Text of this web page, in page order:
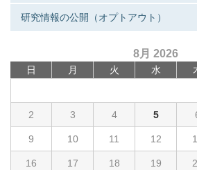
研究情報の公開（オプトアウト）
8月 2026
日 月 火 水
2 3 4 5
9 10 11 12
16 17 18 19